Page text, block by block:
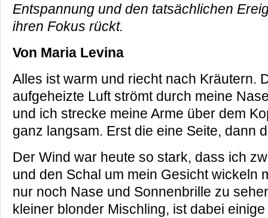
Entspannung und den tatsächlichen
ihren Fokus rückt.
Von Maria Levina
Alles ist warm und riecht nach Kräutern.
aufgeheizte Luft strömt durch meine
und ich strecke meine Arme über dem
ganz langsam. Erst die eine Seite, dann
Der Wind war heute so stark, dass ich
und den Schal um mein Gesicht wickeln
nur noch Nase und Sonnenbrille zu
kleiner blonder Mischling, ist dabei